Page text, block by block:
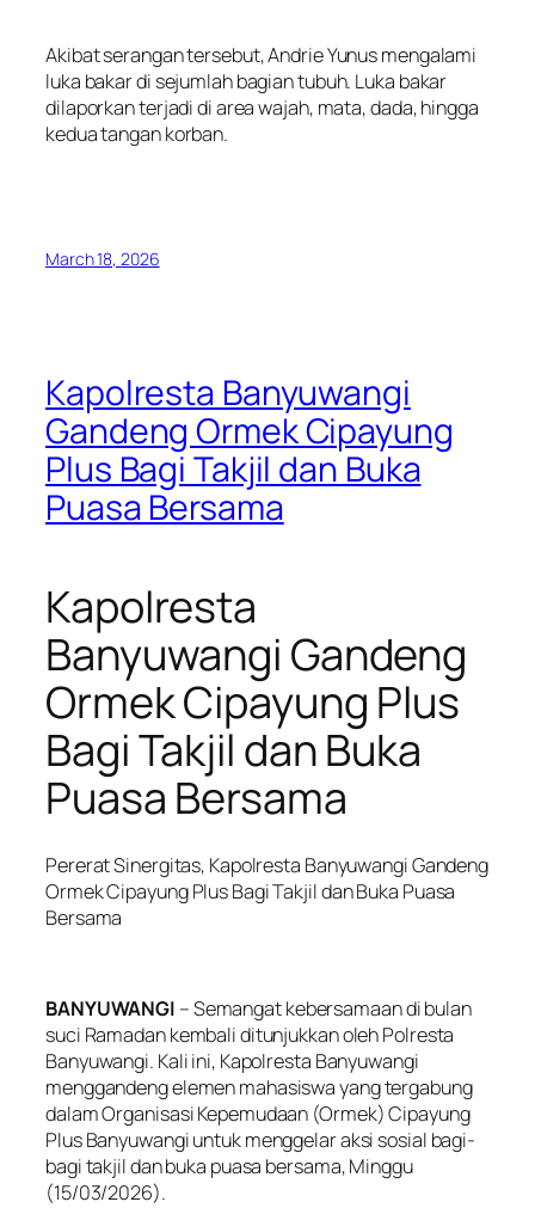
Akibat serangan tersebut, Andrie Yunus mengalami
luka bakar di sejumlah bagian tubuh. Luka bakar
dilaporkan terjadi di area wajah, mata, dada, hingga
kedua tangan korban.
March 18, 2026
Kapolresta Banyuwangi
Gandeng Ormek Cipayung
Plus Bagi Takjil dan Buka
Puasa Bersama
Kapolresta
Banyuwangi Gandeng
Ormek Cipayung Plus
Bagi Takjil dan Buka
Puasa Bersama
Pererat Sinergitas, Kapolresta Banyuwangi Gandeng
Ormek Cipayung Plus Bagi Takjil dan Buka Puasa
Bersama
BANYUWANGI – Semangat kebersamaan di bulan
suci Ramadan kembali ditunjukkan oleh Polresta
Banyuwangi. Kali ini, Kapolresta Banyuwangi
menggandeng elemen mahasiswa yang tergabung
dalam Organisasi Kepemudaan (Ormek) Cipayung
Plus Banyuwangi untuk menggelar aksi sosial bagi-
bagi takjil dan buka puasa bersama, Minggu
(15/03/2026).